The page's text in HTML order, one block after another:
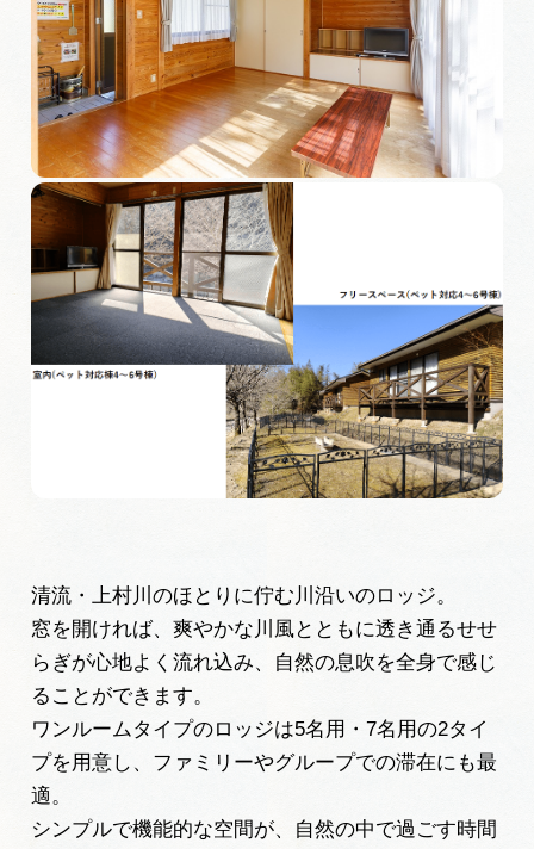
旅行会社・観光事業者の皆様へ
フォトライブラリー
動画ライブラリー
お問い合わせ
運営組織
清流・上村川のほとりに佇む川沿いのロッジ。
窓を開ければ、爽やかな川風とともに透き通るせせ
らぎが心地よく流れ込み、自然の息吹を全身で感じ
ることができます。
ワンルームタイプのロッジは5名用・7名用の2タイ
プを用意し、ファミリーやグループでの滞在にも最
適。
シンプルで機能的な空間が、自然の中で過ごす時間